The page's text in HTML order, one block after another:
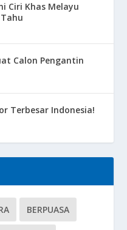
Ciri Khas Melayu
Calon Pengantin
Terbesar Indonesia!
BERPUASA